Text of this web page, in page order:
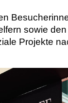
sowie
Projekte